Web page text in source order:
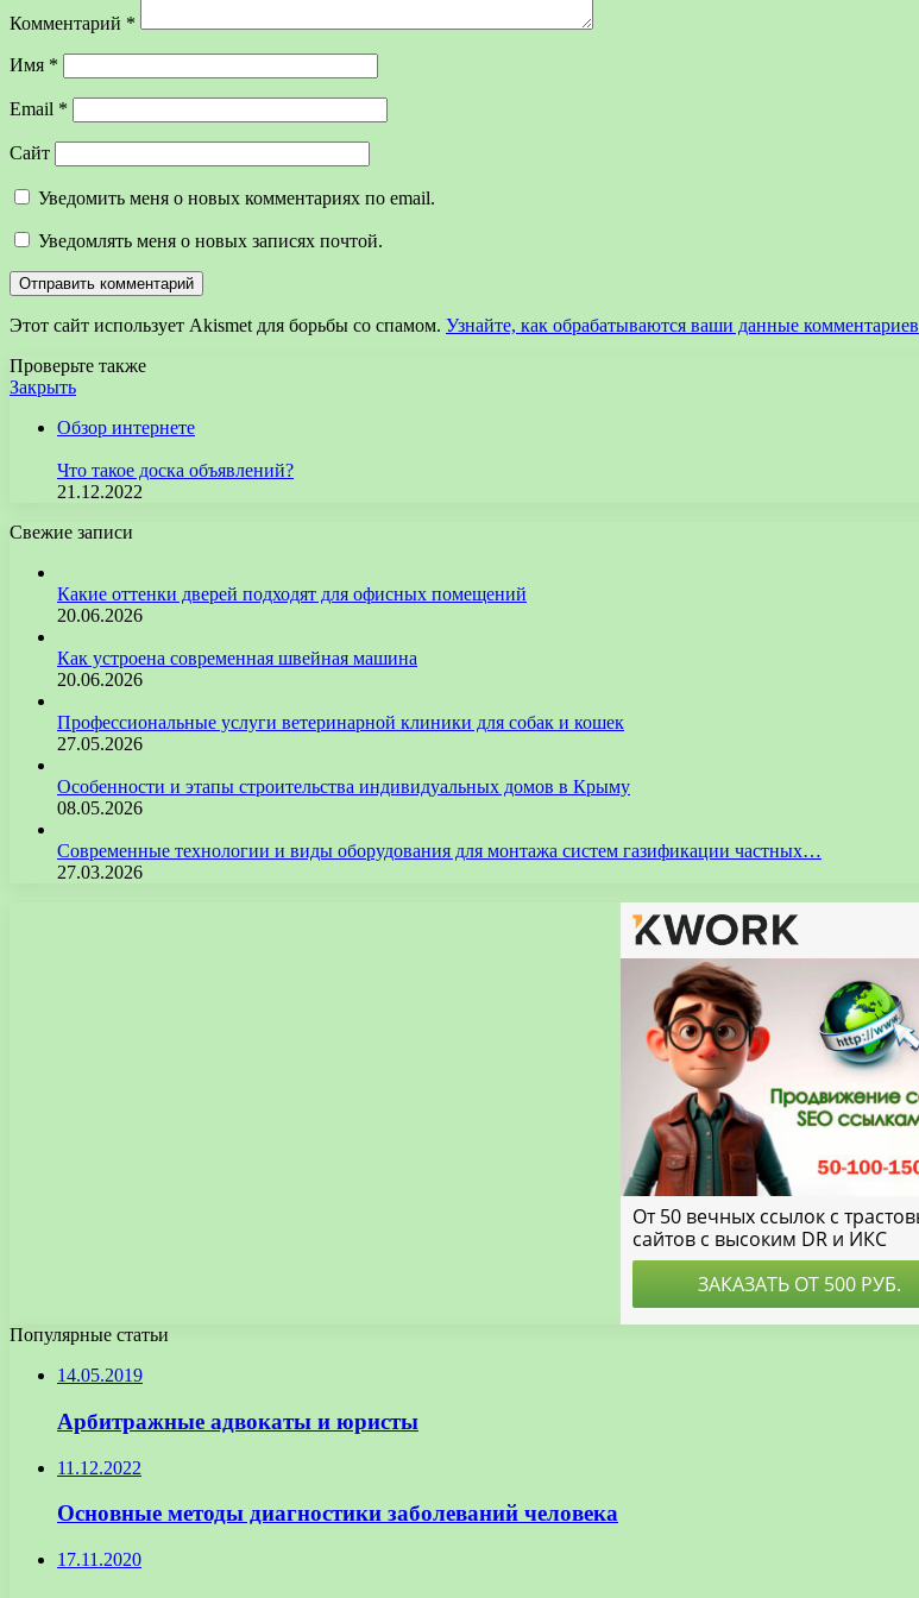
Комментарий *
Имя *
Email *
Сайт
Уведомить меня о новых комментариях по email.
Уведомлять меня о новых записях почтой.
Этот сайт использует Akismet для борьбы со спамом. Узнайте, как обрабатываются ваши данные комментариев
Проверьте также
Закрыть
Обзор интернете
Что такое доска объявлений?
21.12.2022
Свежие записи
Какие оттенки дверей подходят для офисных помещений
20.06.2026
Как устроена современная швейная машина
20.06.2026
Профессиональные услуги ветеринарной клиники для собак и кошек
27.05.2026
Особенности и этапы строительства индивидуальных домов в Крыму
08.05.2026
Современные технологии и виды оборудования для монтажа систем газификации частных…
27.03.2026
Популярные статьи
14.05.2019
Арбитражные адвокаты и юристы
11.12.2022
Основные методы диагностики заболеваний человека
17.11.2020